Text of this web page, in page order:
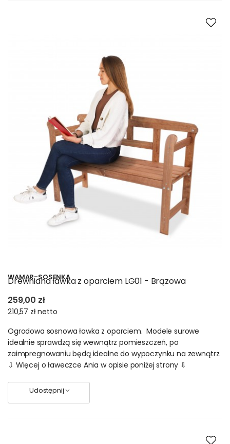
WAMAR-SOSENKA
Drewniana ławka z oparciem LG01 - Brązowa
259,00 zł
210,57 złnetto
Ogrodowa sosnowa ławka z oparciem. Modele surowe
idealnie sprawdzą się wewnątrz pomieszczeń, po
zaimpregnowaniu będą idealne do wypoczynku na zewnątrz.
⇩ Więcej o ławeczce Ania w opisie poniżej strony ⇩
Udostępnij